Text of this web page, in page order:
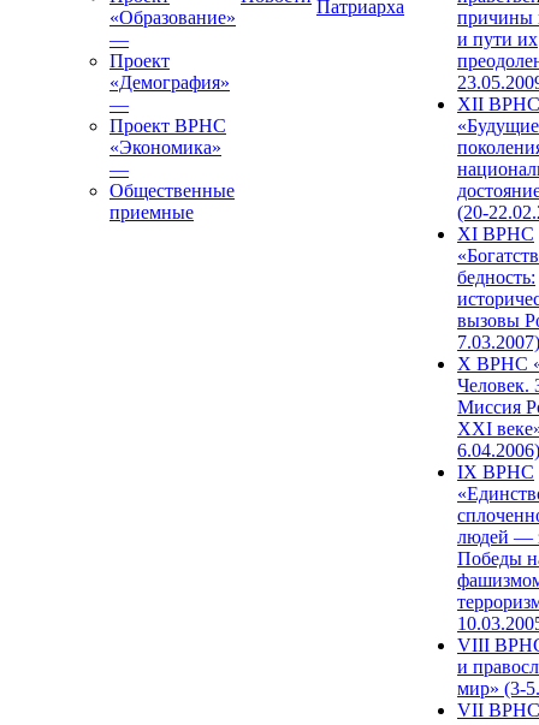
«Образование»
—
Проект
«Демография»
—
Проект ВРНС
«Экономика»
—
Общественные
приемные
Патриарха
причины
и пути их
XII ВРНС
«Будущие
(20-
XI ВРНС
бедность:
вызовы
7.03.2007)
X ВРНС
Человек.
Миссия
XXI
6.04.2006)
IX ВРНС
людей —
Победы
VIII
и
мир» (3-
VII ВРНС